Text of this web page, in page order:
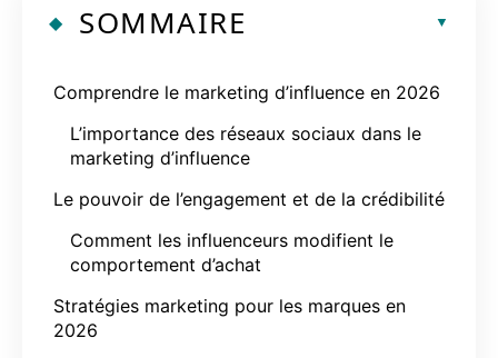
SOMMAIRE
Comprendre le marketing d’influence en 2026
L’importance des réseaux sociaux dans le
marketing d’influence
Le pouvoir de l’engagement et de la crédibilité
Comment les influenceurs modifient le
comportement d’achat
Stratégies marketing pour les marques en
2026